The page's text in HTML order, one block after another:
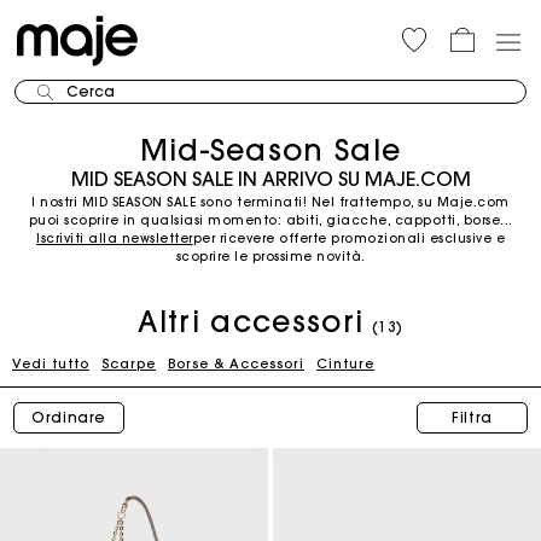
Cerca
Mid-Season Sale
MID SEASON SALE IN ARRIVO SU MAJE.COM
I nostri MID SEASON SALE sono terminati! Nel frattempo, su Maje.com
puoi scoprire in qualsiasi momento: abiti, giacche, cappotti, borse...
Iscriviti alla newsletterper ricevere offerte promozionali esclusive e
scoprire le prossime novità.
Altri accessori (13)
Vedi tutto Scarpe Borse & Accessori Cinture
Ordinare Filtra